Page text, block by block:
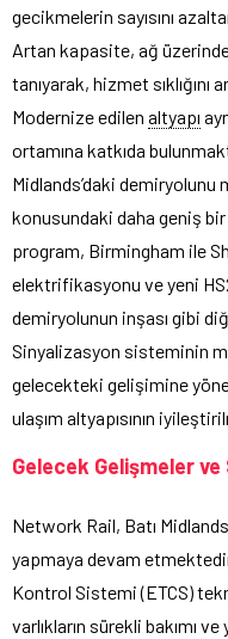
gecikmelerin sayısını
Artan kapasite, ağ
tanıyarak, hizmet sıklığını
Modernize edilen altyapı
ortamına katkıda
Midlands’daki
konusundaki daha geniş bir
program, Birmingham ile
elektrifikasyonu ve yeni HS2
demiryolunun inşası gibi
Sinyalizasyon sisteminin
gelecekteki gelişimine
ulaşım altyapısının
Gelecek Gelişmeler
Network Rail, Batı
yapmaya devam
Kontrol Sistemi (ETCS)
varlıkların sürekli bakımı